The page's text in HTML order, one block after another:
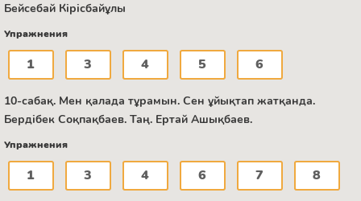
Бейсебай Кірісбайұлы
Упражнения
1 3 4 5 6
10-сабақ. Мен қалада тұрамын. Сен ұйықтап жатқанда.
Бердібек Соқпақбаев. Таң. Ертай Ашықбаев.
Упражнения
1 3 4 6 7 8